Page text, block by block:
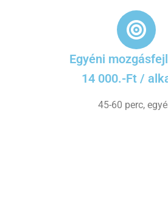
Egyéni
14 000.-Ft /
45-60 perc,